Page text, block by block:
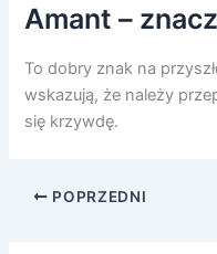
Amant –
To dobry znak na
wskazują, że należy
się krzywdę.
POPRZEDNI